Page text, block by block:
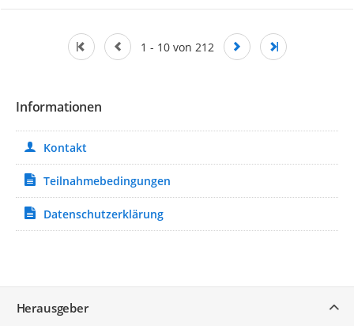
1 - 10 von 212
Informationen
Kontakt
Teilnahmebedingungen
Datenschutzerklärung
Herausgeber